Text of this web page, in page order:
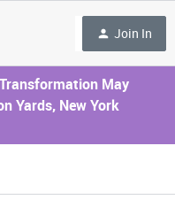
Join In
May
Yards, New York